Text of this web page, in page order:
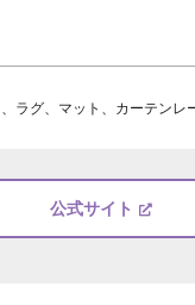
ラグ、マット、カーテン
公式サイト